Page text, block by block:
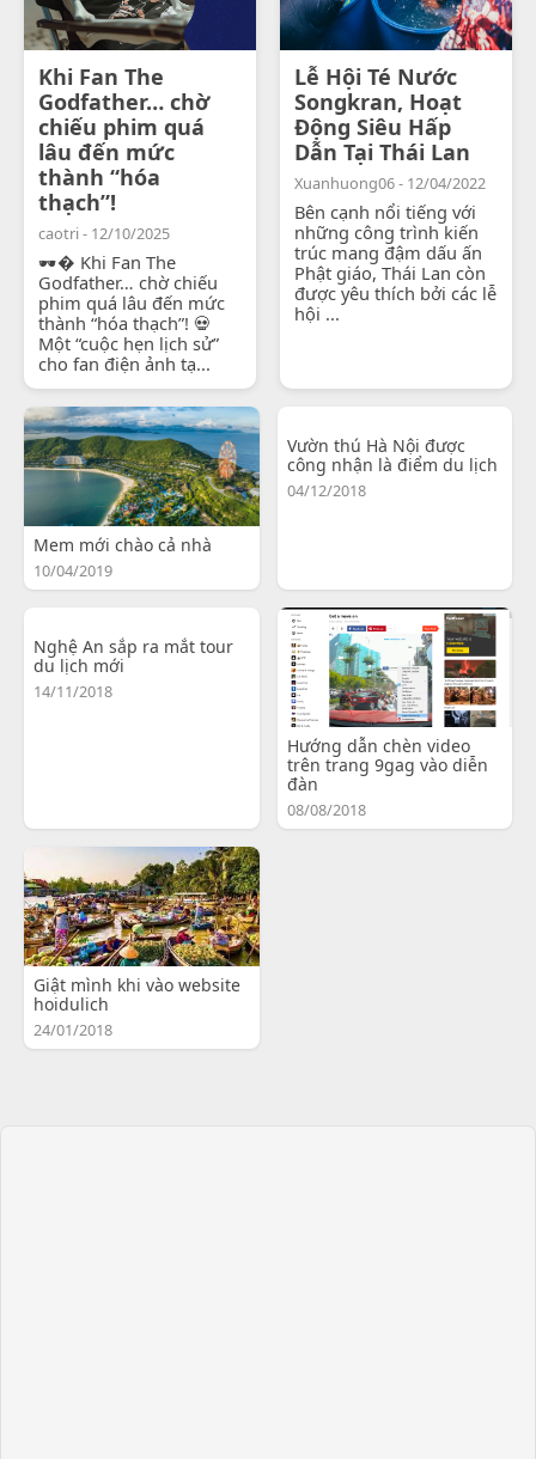
Khi Fan The
Godfather… chờ
chiếu phim quá
lâu đến mức
thành “hóa
thạch”!
caotri - 12/10/2025
🕶� Khi Fan The
Godfather… chờ chiếu
phim quá lâu đến mức
thành “hóa thạch”! 💀
Một “cuộc hẹn lịch sử”
cho fan điện ảnh tạ...
Lễ Hội Té Nước
Songkran, Hoạt
Động Siêu Hấp
Dẫn Tại Thái Lan
Xuanhuong06 - 12/04/2022
Bên cạnh nổi tiếng với
những công trình kiến
trúc mang đậm dấu ấn
Phật giáo, Thái Lan còn
được yêu thích bởi các lễ
hội ...
Mem mới chào cả nhà
10/04/2019
Vườn thú Hà Nội được
công nhận là điểm du lịch
04/12/2018
Nghệ An sắp ra mắt tour
du lịch mới
14/11/2018
Hướng dẫn chèn video
trên trang 9gag vào diễn
đàn
08/08/2018
Giật mình khi vào website
hoidulich
24/01/2018